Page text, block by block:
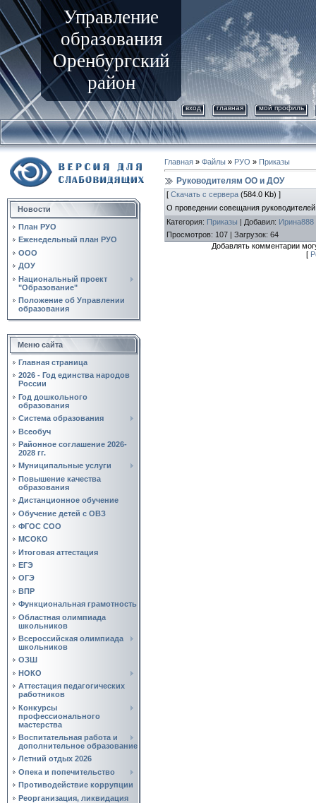
Управление
образования
Оренбургский
район
вход главная мой профиль
Новости
План РУО
Еженедельный план РУО
ООО
ДОУ
Национальный проект
"Образование"
Положение об Управлении
образования
Меню сайта
Главная страница
2026 - Год единства народов
России
Год дошкольного
образования
Система образования
Всеобуч
Районное соглашение 2026-
2028 гг.
Муниципальные услуги
Повышение качества
образования
Дистанционное обучение
Обучение детей с ОВЗ
ФГОС СОО
МСОКО
Итоговая аттестация
ЕГЭ
ОГЭ
ВПР
Функциональная грамотность
Областная олимпиада
школьников
Всероссийская олимпиада
школьников
ОЗШ
НОКО
Аттестация педагогических
работников
Конкурсы
профессионального
мастерства
Воспитательная работа и
дополнительное образование
Летний отдых 2026
Опека и попечительство
Противодействие коррупции
Реорганизация, ликвидация
Главная » Файлы » РУО » Приказы
Руководителям ОО и ДОУ
[ Скачать с сервера (584.0 Kb) ]
О проведении совещания
Категория: Приказы | Добавил: Ирина888
Просмотров: 107 | Загрузок: 64
Добавлять комментарии
[